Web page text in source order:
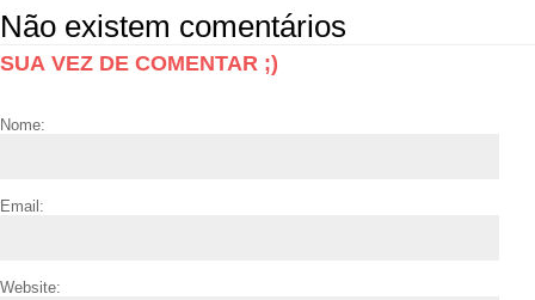
Não existem comentários
SUA VEZ DE COMENTAR ;)
Nome:
Email:
Website: